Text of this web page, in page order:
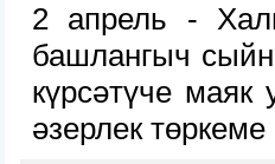
2 апрель -
башлангыч
күрсәтүче
әзерлек